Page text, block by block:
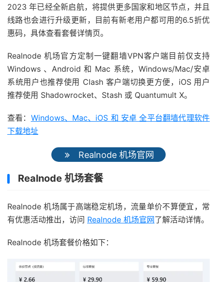
2023 年已经全新启航，将提供更多国家和地区节点，并且
线路也会进行升级更新，目前有新老用户都可用的6.5折优
惠码，具体查看套餐详情页。
Realnode 机场官方定制一键翻墙VPN客户端目前仅支持
Windows 、Android 和 Mac 系统，Windows/Mac/安卓
系统用户也推荐使用 Clash 客户端切换更方便，iOS 用户
推荐使用 Shadowrocket、Stash 或 Quantumult X。
查看： Windows、Mac、iOS 和 安卓 全平台翻墙代理软件
下载地址
Realnode 机场官网
Realnode 机场套餐
Realnode 机场属于高端稳定机场，流量单价不算便宜，常
有优惠活动推出，访问 Realnode 机场官网了解活动详情。
Realnode 机场套餐价格如下：